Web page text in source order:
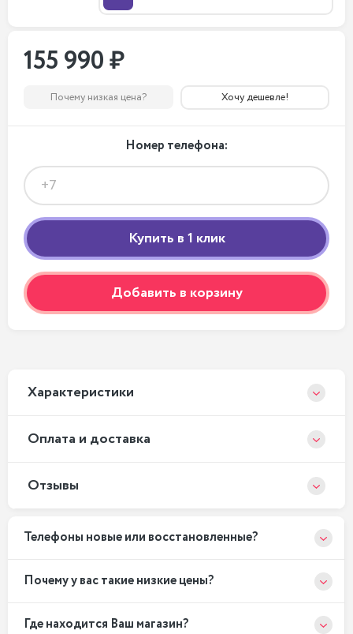
155 990 ₽
Почему низкая цена? Хочу дешевле!
Номер телефона:
Добавить в корзину
Xарактеристики
Оплата и доставка
Отзывы
Телефоны новые или восстановленные?
Почему у вас такие низкие цены?
Где находится Ваш магазин?